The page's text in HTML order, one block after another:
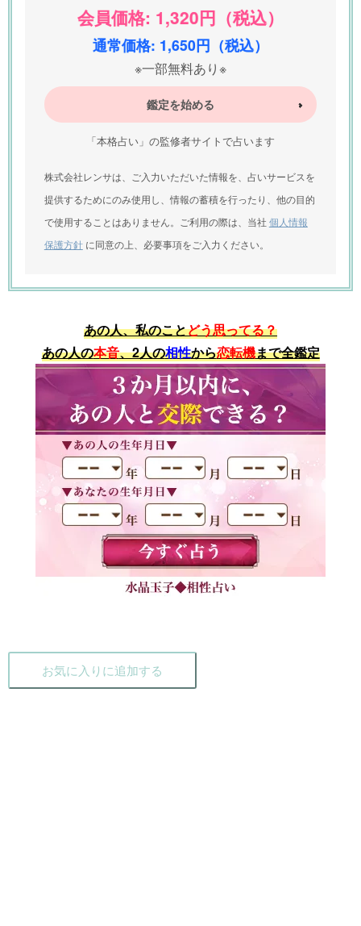
会員価格: 1,320円（税込）
通常価格: 1,650円（税込）
※一部無料あり※
鑑定を始める
「本格占い」の監修者サイトで占います
株式会社レンサは、ご入力いただいた情報を、占いサービスを
提供するためにのみ使用し、情報の蓄積を行ったり、他の目的
で使用することはありません。ご利用の際は、当社 個人情報
保護方針に同意の上、必要事項をご入力ください。
あの人、私のことどう思ってる？
あの人の本音、2人の相性から恋転機まで全鑑定
お気に入りに追加する